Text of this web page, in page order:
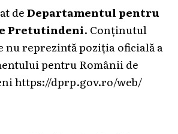
deDepartamentul pentru
Pretutindeni. Conținutul
nu reprezintă poziția oficială a
pentru Românii de
https://dprp.gov.ro/web/